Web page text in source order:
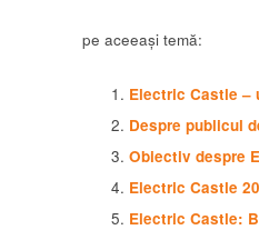
pe aceeași temă:
Electric Castle –
Despre publicul
Obiectiv despre
Electric Castle
Electric Castle: